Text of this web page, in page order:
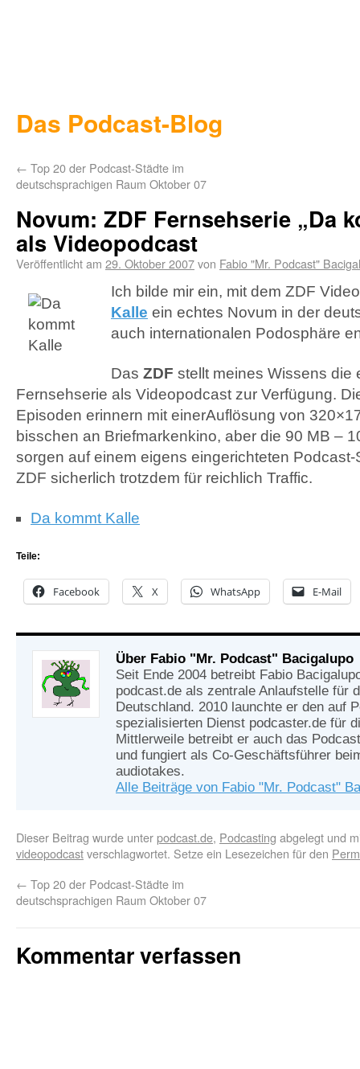
Das Podcast-Blog
← Top 20 der Podcast-Städte im
deutschsprachigen Raum Oktober 07
Novum: ZDF Fernsehserie „Da
als Videopodcast
Veröffentlicht am 29. Oktober 2007von Fabio "Mr. Podcast"
Ich bilde mir ein, mit dem ZDF
Kalle ein echtes Novum in der
auch internationalen Podosphäre
Das ZDF stellt meines Wissens die
Fernsehserie als Videopodcast zur Verfügung.
Episoden erinnern mit einerAuflösung von
bisschen an Briefmarkenkino, aber die 90 MB –
sorgen auf einem eigens eingerichteten
ZDF sicherlich trotzdem für reichlich Traffic.
Da kommt Kalle
Teile:
Facebook X WhatsApp E-Mail
Über Fabio "Mr. Podcast" Bacigalupo
Seit Ende 2004 betreibt Fabio
podcast.de als zentrale Anlaufstelle für
Deutschland. 2010 launchte er den auf
spezialisierten Dienst podcaster.de für
Mittlerweile betreibt er auch das
und fungiert als Co-Geschäftsführer
audiotakes.
Alle Beiträge von Fabio "Mr. Podcast"
Dieser Beitrag wurde unterpodcast.de, Podcasting abgelegt und
videopodcastverschlagwortet. Setze ein Lesezeichen für den
← Top 20 der Podcast-Städte im
deutschsprachigen Raum Oktober 07
Kommentar verfassen